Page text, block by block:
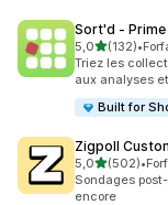
Sort'd ‑
5,0étoile(s) sur
(132)
132 avis au•
Triez les
aux analyses
Built for
Zigpoll
5,0étoile(s) sur
(502)
502 avis au•
Sondages
encore